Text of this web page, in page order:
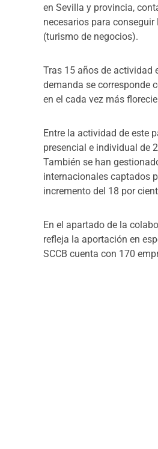
en Sevilla y provincia,
necesarios para
(turismo de negocios).
Tras 15 años de actividad
demanda se corresponde
en el cada vez más
Entre la actividad de este
presencial e individual de
También se han
internacionales captados
incremento del 18 por
En el apartado de la
refleja la aportación en
SCCB cuenta con 170